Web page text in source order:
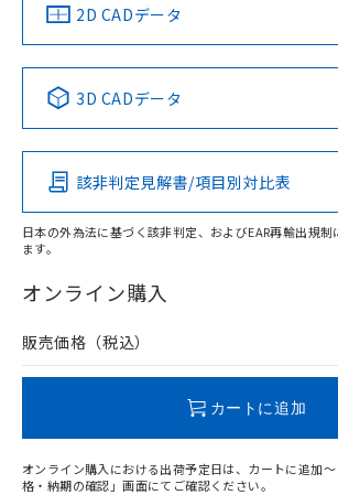
端子配置
中国 RoHS 注意事項・凡例
Pb Hg Cd
O
在庫等で未対応品が混在する可能性があ
問い合わせください。
船舶規格）
No No No
この製品の規格認証/
その他の認証はこちらのページか
2D CADデータ
3D CADデータ
該非判定見解書/項目別対比表
日本の外為法に基づく該非判定、およびEAR再輸出規
ます。
オンライン購入
販売価格（税込）
カートに追加
オンライン購入における出荷予定日は、カートに追加
格・納期の確認」画面にてご確認ください。